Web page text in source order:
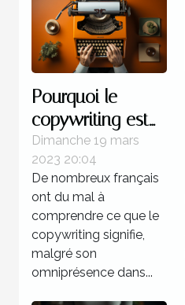
Pourquoi le
copywriting est
votre meilleur
atout commercial
?
Dimanche 19 mars
2023 20:04
De nombreux français
ont du mal à
comprendre ce que le
copywriting signifie,
malgré son
omniprésence dans...